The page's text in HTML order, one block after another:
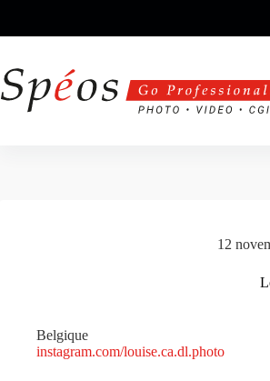
contenu
12
Belgique
instagram.com/louise.ca.dl.photo